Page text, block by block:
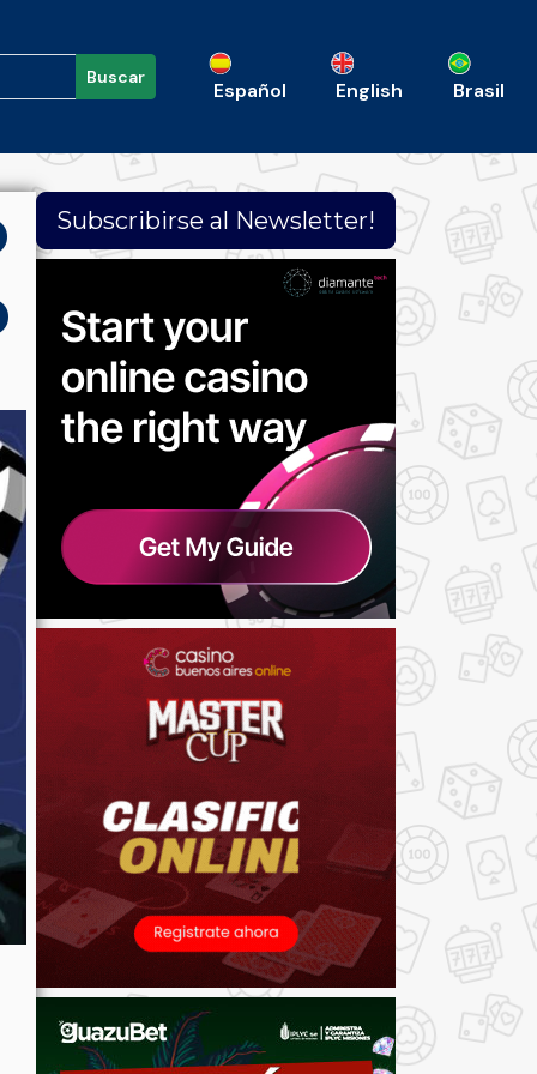
Buscar
Español English Brasil
Subscribirse al Newsletter!